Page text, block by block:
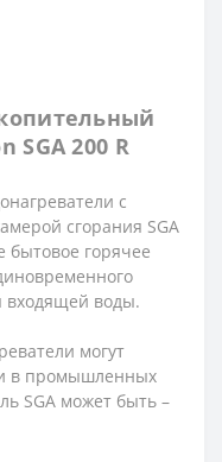
SGA 200 R
с
сгорания SGA
бытовое горячее
входящей воды.
могут
в промышленных
SGA может быть –